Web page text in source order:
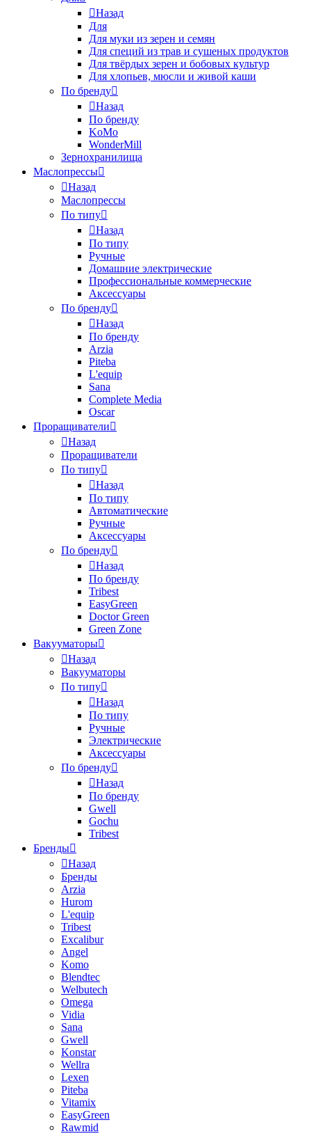
Назад
Для
Для муки из зерен и семян
Для специй из трав и сушеных продуктов
Для твёрдых зерен и бобовых культур
Для хлопьев, мюсли и живой каши
По бренду
Назад
По бренду
KoMo
WonderMill
Зернохранилища
Маслопрессы
Назад
Маслопрессы
По типу
Назад
По типу
Ручные
Домашние электрические
Профессиональные коммерческие
Аксессуары
По бренду
Назад
По бренду
Arzia
Piteba
L'equip
Sana
Complete Media
Oscar
Проращиватели
Назад
Проращиватели
По типу
Назад
По типу
Автоматические
Ручные
Аксессуары
По бренду
Назад
По бренду
Tribest
EasyGreen
Doctor Green
Green Zone
Вакууматоры
Назад
Вакууматоры
По типу
Назад
По типу
Ручные
Электрические
Аксессуары
По бренду
Назад
По бренду
Gwell
Gochu
Tribest
Бренды
Назад
Бренды
Arzia
Hurom
L'equip
Tribest
Excalibur
Angel
Komo
Blendtec
Welbutech
Omega
Vidia
Sana
Gwell
Konstar
Wellra
Lexen
Piteba
Vitamix
EasyGreen
Rawmid